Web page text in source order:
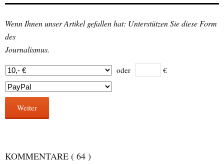
Wenn Ihnen unser Artikel gefallen hat: Unterstützen Sie diese Form
des
Journalismus.
oder €
Weiter
KOMMENTARE ( 64 )